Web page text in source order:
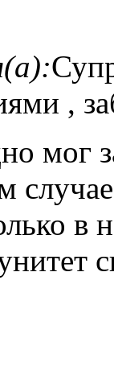
,
мог